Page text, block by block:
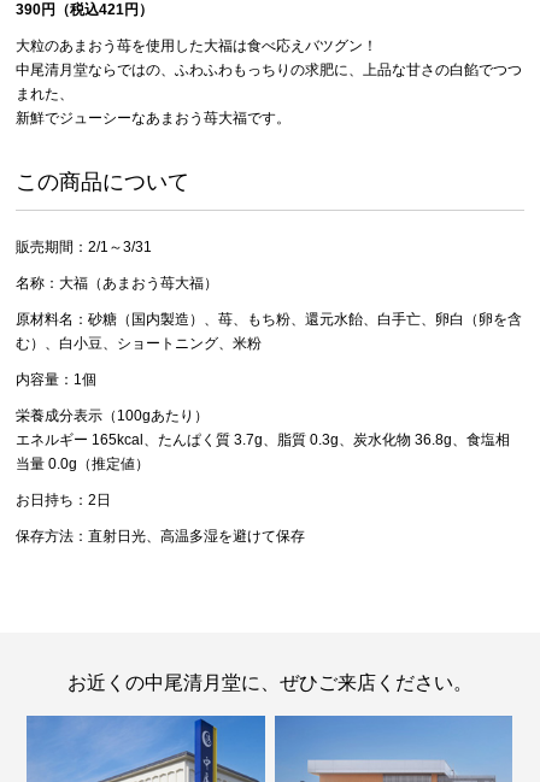
390円（税込421円）
大粒のあまおう苺を使用した大福は食べ応えバツグン！
中尾清月堂ならではの、ふわふわもっちりの求肥に、上品な甘さの白餡でつつ
まれた、
新鮮でジューシーなあまおう苺大福です。
この商品について
販売期間：2/1～3/31
名称：大福（あまおう苺大福）
原材料名：砂糖（国内製造）、苺、もち粉、還元水飴、白手亡、卵白（卵を含
む）、白小豆、ショートニング、米粉
内容量：1個
栄養成分表示（100gあたり）
エネルギー 165kcal、たんぱく質 3.7g、脂質 0.3g、炭水化物 36.8g、食塩相
当量 0.0g（推定値）
お日持ち：2日
保存方法：直射日光、高温多湿を避けて保存
お近くの中尾清月堂に、ぜひご来店ください。